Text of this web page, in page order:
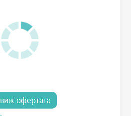
виж офертата